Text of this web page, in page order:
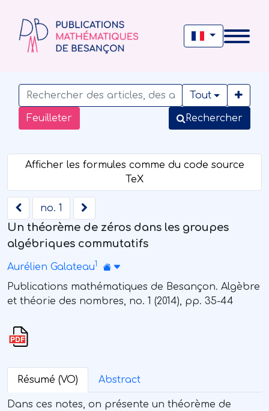
Feuilleter
Tout
Rechercher
no. 1
Un théorème de zéros dans les groupes
algébriques commutatifs
Aurélien Galateau1
Publications mathématiques de Besançon. Algèbre
et théorie des nombres, no. 1 (2014), pp. 35-44
Résumé (VO) Abstract
Dans ces notes, on présente un théorème de